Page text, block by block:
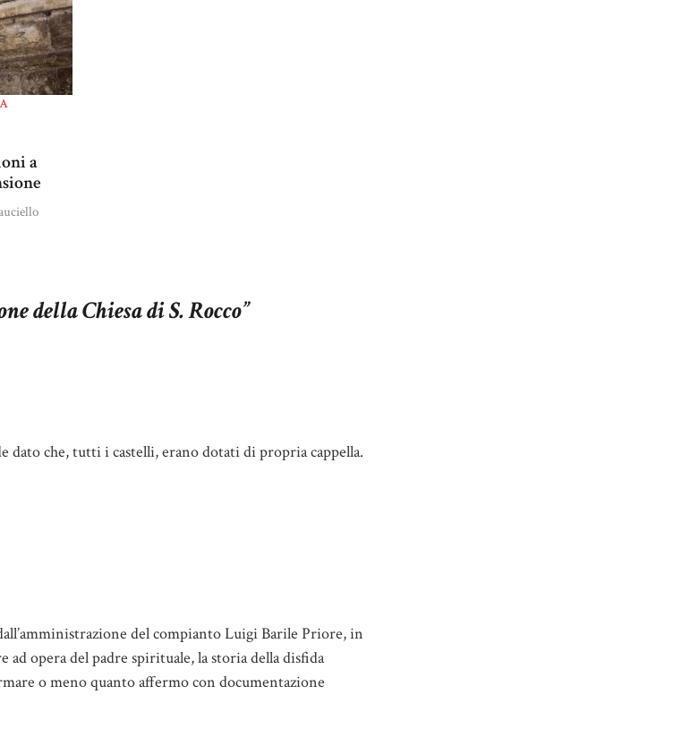
a
della Chiesa di S. Rocco”
che, tutti i castelli, erano dotati di propria cappella.
del compianto Luigi Barile Priore, in
ad opera del padre spirituale, la storia della disfida
o meno quanto affermo con documentazione